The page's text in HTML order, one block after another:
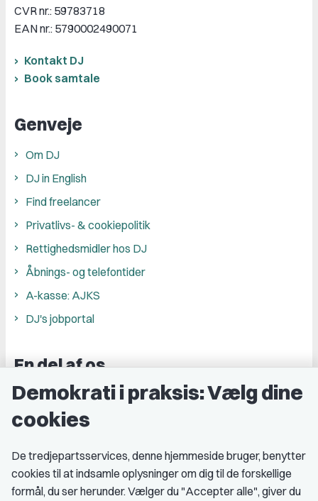
CVR nr.: 59783718
EAN nr.: 5790002490071
Kontakt DJ
Book samtale
Genveje
Om DJ
DJ in English
Find freelancer
Privatlivs- & cookiepolitik
Rettighedsmidler hos DJ
Åbnings- og telefontider
A-kasse: AJKS
DJ's jobportal
En del af os
Grupper og kredse
Studenterorganisationer
Medlemskab
Demokrati i praksis: Vælg dine
cookies
De tredjepartsservices, denne hjemmeside bruger, benytter
cookies til at indsamle oplysninger om dig til de forskellige
formål, du ser herunder. Vælger du "Accepter alle", giver du